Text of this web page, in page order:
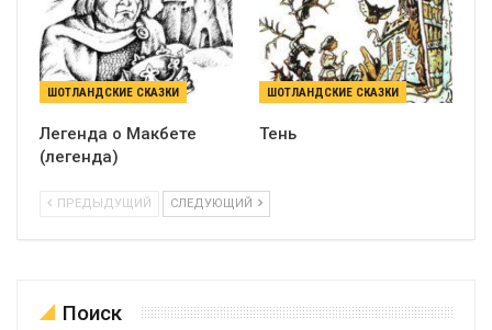
ШОТЛАНДСКИЕ СКАЗКИ
Легенда о Макбете
(легенда)
ШОТЛАНДСКИЕ СКАЗКИ
Тень
ПРЕДЫДУЩИЙ СЛЕДУЮЩИЙ
Поиск